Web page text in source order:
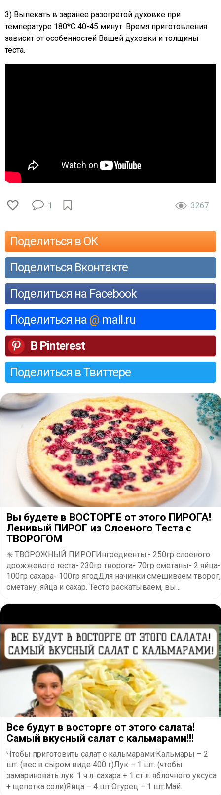
3) Выпекать в заранее разогретой духовке при
температуре 180*С 40-45 минут. Время приготовления
зависит от особенностей Вашей духовки и толщины
теста.
1 3267
Поделиться в ОК
Поделиться Вконтакте
Поделиться на Facebook
Поделиться на @ mail.ru
В Pinterest
Поделиться в Твиттере
Вы будете в ВОСТОРГЕ от этого ПИРОГА!
Ленивый ПИРОГ из Слоеного Теста с
ТВОРОГОМ
✳️ ТВОРОЖНЫЙ ПИРОГИнгредиенты:- 250гр слоеного
дрожжевого теста- 230гр творога- 70гр сметаны- 2 яйца-
100гр сахара- 100гр ягодДля начинки смешиваем творог,
сметану, яйца и сахар. Тесто раскатываем, вы...
Все будут в восторге от этого салата!
Самый вкусный салат с кальмарами!!!
Чтобы приготовить салат с кальмарами:Кальмары – 2
шт. (вес в сыром виде 400 г)Лук – 1 шт. (чтобы
замариновать лук: 1 ч.л. сахара + 1 ст.л. яблочного уксуса
+ щепотка соли)Яйца – 4 шт.Огурец – 1 шт.Май...